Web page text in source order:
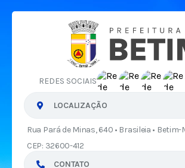
REDES SOCIAIS
LOCALIZAÇÃO
Rua Pará de Minas, 640 • Brasileia • Betim-
CEP: 32600-412
CONTATO